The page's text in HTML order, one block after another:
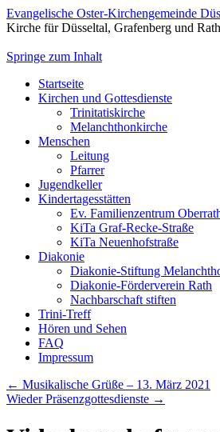
Evangelische Oster-Kirchengemeinde
Kirche für Düsseltal, Grafenberg und Rath
Springe zum Inhalt
Startseite
Kirchen und Gottesdienste
Trinitatiskirche
Melanchthonkirche
Menschen
Leitung
Pfarrer
Jugendkeller
Kindertagesstätten
Ev. Familienzentrum
KiTa Graf-Recke-Straße
KiTa Neuenhofstraße
Diakonie
Diakonie-Stiftung
Diakonie-Förderverein Rath
Nachbarschaft stiften
Trini-Treff
Hören und Sehen
FAQ
Impressum
← Musikalische Grüße – 13. März 2021
Wieder Präsenzgottesdienste →